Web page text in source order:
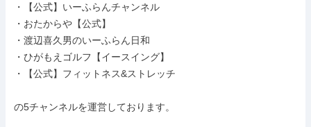
・【公式】いーふらんチャンネル
・おたからや【公式】
・渡辺喜久男のいーふらん日和
・ひがもえゴルフ【イースイング】
・【公式】フィットネス&ストレッチ
の5チャンネルを運営しております。